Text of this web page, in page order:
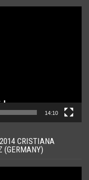
14:10
CRISTIANA
(GERMANY)